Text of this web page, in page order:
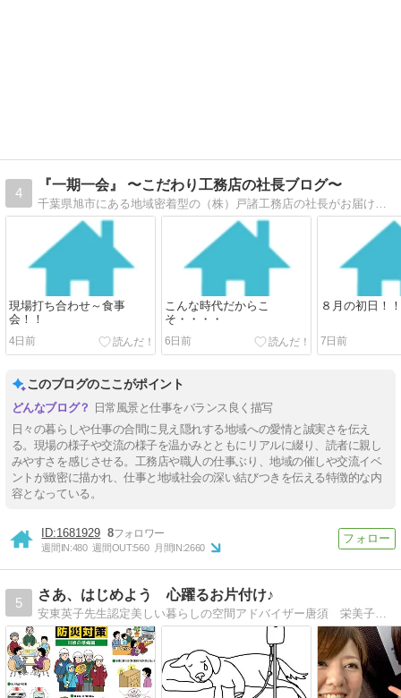
4
『一期一会』 〜こだわり工務店の社長ブログ〜
千葉県旭市にある地域密着型の（株）戸諸工務店の社長がお届けする毎日の奔走日記です。お客様の為にニシヘヒガシヘ全力で頑張ってます＾＾！
現場打ち合わせ～食事
会！！
4日前
こんな時代だからこ
そ・・・・
6日前
８月の初日！！
7日前
このブログのここがポイント
日常風景と仕事をバランス良く描写
日々の暮らしや仕事の合間に見え隠れする地域への愛情と誠実さを伝え
る。現場の様子や交流の様子を温かみとともにリアルに綴り、読者に親し
みやすさを感じさせる。工務店や職人の仕事ぶり、地域の催しや交流イベ
ントが緻密に描かれ、仕事と地域社会の深い結びつきを伝える特徴的な内
容となっている。
1681929 8
週間IN:480 週間OUT:560 月間IN:2660
5
さあ、はじめよう 心躍るお片付け♪